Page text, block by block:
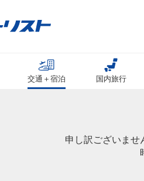
交通＋宿泊 国内旅行
申し訳ございませ